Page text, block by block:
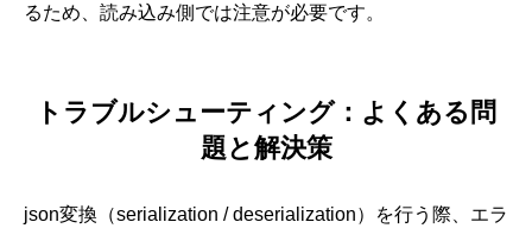
るため、読み込み側では注意が必要です。
トラブルシューティング：よくある問
題と解決策
json変換（serialization / deserialization）を行う際、エラ